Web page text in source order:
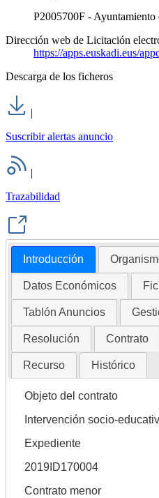
P2005700F - Ayuntamiento
Dirección web de Licitación
https://apps.euskadi.eus/
Descarga de los ficheros
|
Suscribir alertas anuncio
|
Trazabilidad
Introducción
Datos Económicos
Tablón Anuncios
Resolución Contrato
Recurso Histórico
Objeto del contrato
Intervención socio-
Expediente
2019ID170004
Contrato menor